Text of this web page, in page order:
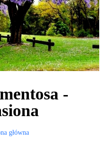
-
główna